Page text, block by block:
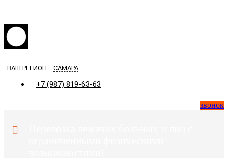
ВАШ РЕГИОН: САМАРА
+7 (987) 819-63-63
звонок